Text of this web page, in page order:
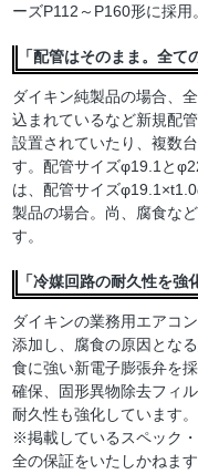
ーズP112～P160形に採用
「配管はそのまま。全て
ダイキン純製品の場合、
込まれているなど新規配
設置されていたり、複数
す。配管サイズφ19.1と
は、配管サイズ
製品の場合。尚、腐食な
す。
「冷媒回路の耐久性を強
ダイキンの業務用エアコ
添加し、腐食の原因とな
食に強い新電子膨張弁を
確保、固形異物除去フィ
耐久性も強化しています。
※掲載しているスペック
全の保証をいたしかねます